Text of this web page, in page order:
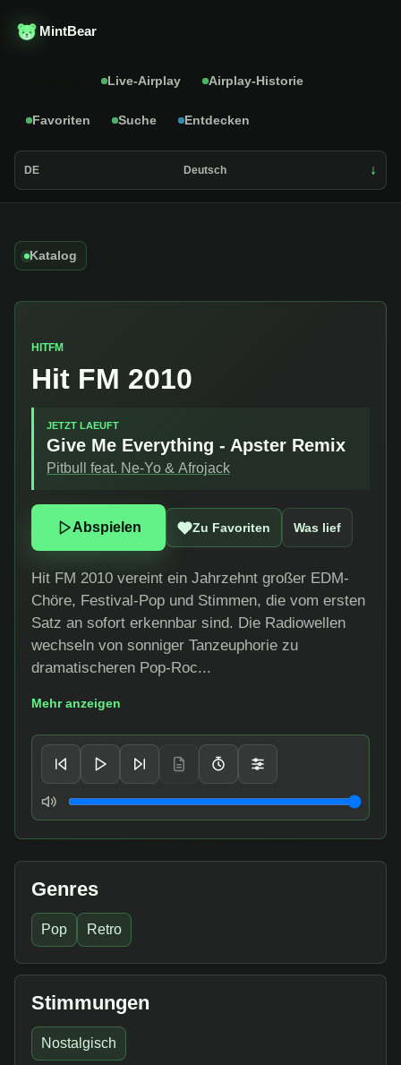
MintBear
Live-Airplay Airplay-Historie
Favoriten Suche Entdecken
DE Deutsch
Katalog
HITFM
Hit FM 2010
JETZT LAEUFT
Give Me Everything - Apster Remix
Pitbull feat. Ne-Yo & Afrojack
Abspielen Zu Favoriten Was lief
Hit FM 2010 vereint ein Jahrzehnt großer EDM-
Chöre, Festival-Pop und Stimmen, die vom ersten
Satz an sofort erkennbar sind. Die Radiowellen
wechseln von sonniger Tanzeuphorie zu
dramatischeren Pop-Roc...
Mehr anzeigen
Player-Steuerung
Lautstaerke
Genres
Pop Retro
Stimmungen
Nostalgisch